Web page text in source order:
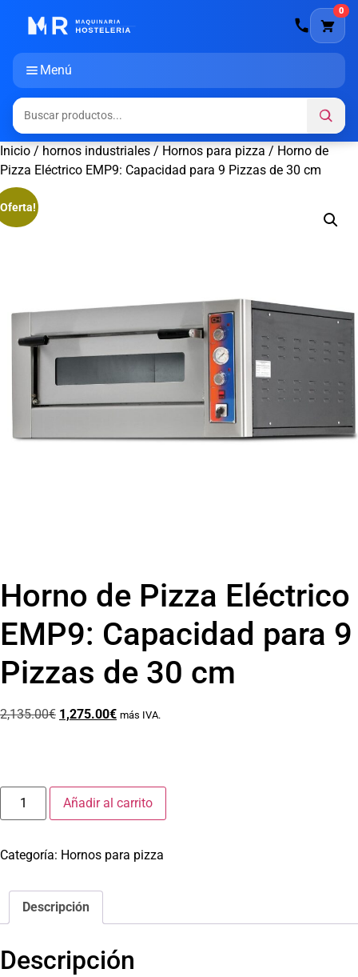
Menú
0
Inicio / hornos industriales / Hornos para pizza / Horno de
Pizza Eléctrico EMP9: Capacidad para 9 Pizzas de 30 cm
Horno de Pizza Eléctrico
EMP9: Capacidad para 9
Pizzas de 30 cm
2,135.00€ 1,275.00€ más IVA.
Añadir al carrito
Categoría: Hornos para pizza
Descripción
Descripción